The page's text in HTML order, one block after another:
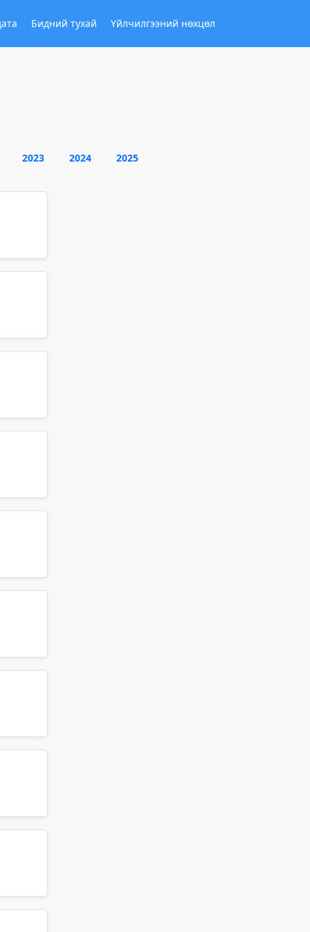
Бидний тухай Үйлчилгээний нөхцөл
2023 2024 2025